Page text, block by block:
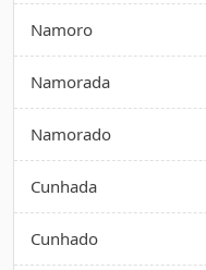
Namoro
Namorada
Namorado
Cunhada
Cunhado